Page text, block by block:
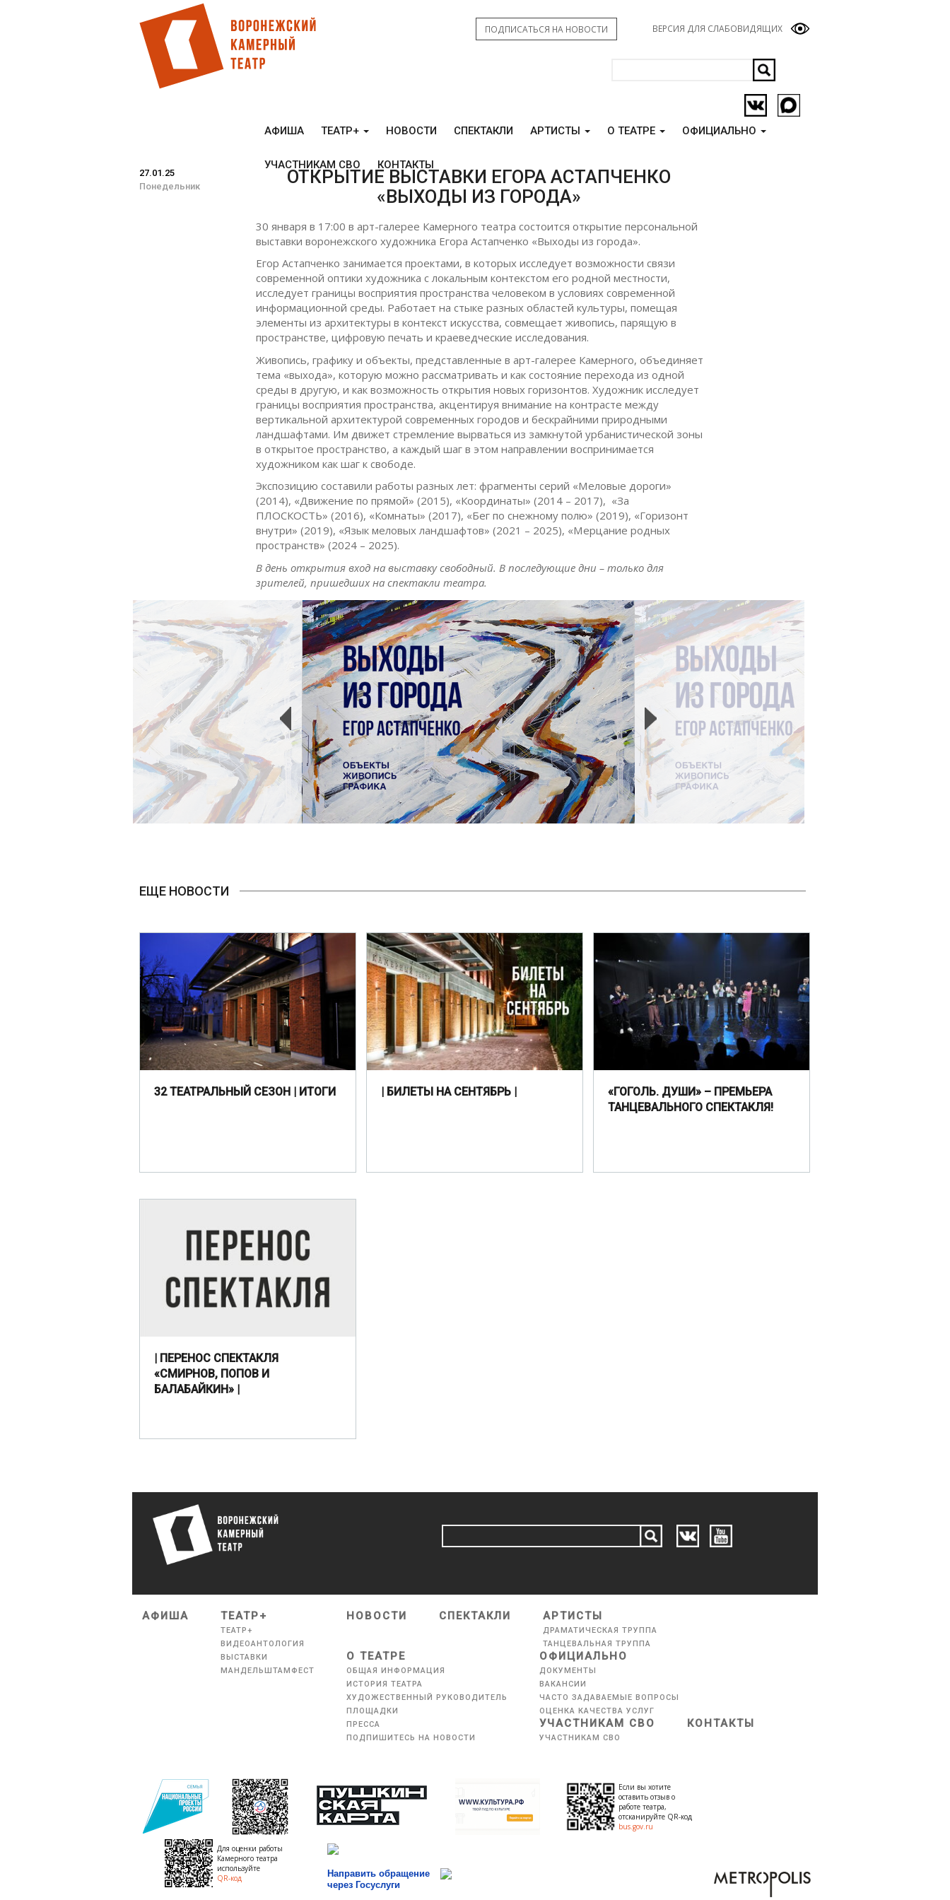
ВЕРСИЯ ДЛЯ СЛАБОВИДЯЩИХ
ПОДПИСАТЬСЯ НА НОВОСТИ
АФИША ТЕАТР+ НОВОСТИ СПЕКТАКЛИ АРТИСТЫ О ТЕАТРЕ ОФИЦИАЛЬНО
УЧАСТНИКАМ СВО КОНТАКТЫ
27.01.25
Понедельник
ОТКРЫТИЕ ВЫСТАВКИ ЕГОРА АСТАПЧЕНКО
«ВЫХОДЫ ИЗ ГОРОДА»
30 января в 17:00 в арт-галерее Камерного театра состоится открытие персональной
выставки воронежского художника Егора Астапченко «Выходы из города».
Егор Астапченко занимается проектами, в которых исследует возможности связи
современной оптики художника с локальным контекстом его родной местности,
исследует границы восприятия пространства человеком в условиях современной
информационной среды. Работает на стыке разных областей культуры, помещая
элементы из архитектуры в контекст искусства, совмещает живопись, парящую в
пространстве, цифровую печать и краеведческие исследования.
Живопись, графику и объекты, представленные в арт-галерее Камерного, объединяет
тема «выхода», которую можно рассматривать и как состояние перехода из одной
среды в другую, и как возможность открытия новых горизонтов. Художник исследует
границы восприятия пространства, акцентируя внимание на контрасте между
вертикальной архитектурой современных городов и бескрайними природными
ландшафтами. Им движет стремление вырваться из замкнутой урбанистической зоны
в открытое пространство, а каждый шаг в этом направлении воспринимается
художником как шаг к свободе.
Экспозицию составили работы разных лет: фрагменты серий «Меловые дороги»
(2014), «Движение по прямой» (2015), «Координаты» (2014 – 2017), «За
ПЛОСКОСТЬ» (2016), «Комнаты» (2017), «Бег по снежному полю» (2019), «Горизонт
внутри» (2019), «Язык меловых ландшафтов» (2021 – 2025), «Мерцание родных
пространств» (2024 – 2025).
В день открытия вход на выставку свободный. В последующие дни – только для
зрителей, пришедших на спектакли театра.
ЕЩЕ НОВОСТИ
32 ТЕАТРАЛЬНЫЙ СЕЗОН | ИТОГИ | БИЛЕТЫ НА СЕНТЯБРЬ |
«ГОГОЛЬ. ДУШИ» – ПРЕМЬЕРА
ТАНЦЕВАЛЬНОГО СПЕКТАКЛЯ!
| ПЕРЕНОС СПЕКТАКЛЯ
«СМИРНОВ, ПОПОВ И
БАЛАБАЙКИН» |
АФИША ТЕАТР+
ТЕАТР+
ВИДЕОАНТОЛОГИЯ
ВЫСТАВКИ
МАНДЕЛЬШТАМФЕСТ
НОВОСТИ СПЕКТАКЛИ АРТИСТЫ
ДРАМАТИЧЕСКАЯ ТРУППА
ТАНЦЕВАЛЬНАЯ ТРУППА
О ТЕАТРЕ
ОБЩАЯ ИНФОРМАЦИЯ
ИСТОРИЯ ТЕАТРА
ХУДОЖЕСТВЕННЫЙ РУКОВОДИТЕЛЬ
ПЛОЩАДКИ
ПРЕССА
ПОДПИШИТЕСЬ НА НОВОСТИ
ОФИЦИАЛЬНО
ДОКУМЕНТЫ
ВАКАНСИИ
ЧАСТО ЗАДАВАЕМЫЕ ВОПРОСЫ
ОЦЕНКА КАЧЕСТВА УСЛУГ
УЧАСТНИКАМ СВО
УЧАСТНИКАМ СВО
КОНТАКТЫ
Если вы хотите
оставить отзыв о
работе театра,
отсканируйте QR-код
bus.gov.ru
Для оценки работы
Камерного театра
используйте
QR-код
Направить обращение
через Госуслуги